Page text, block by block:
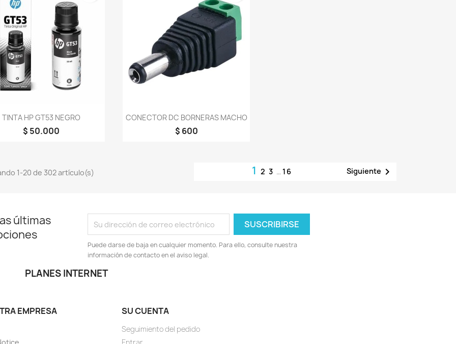
 Vista rápida
TINTA HP GT53 NEGRO
$ 50.000
Vista rápida
CONECTOR DC BORNERAS MACHO
$ 600
1-20 de 302 artículo(s) 1 2 3 … 16 Siguiente 
últimas
Puede darse de baja en cualquier momento. Para ello, consulte nuestra
información de contacto en el aviso legal.
PLANES INTERNET
EMPRESA SU CUENTA
Seguimiento del pedido